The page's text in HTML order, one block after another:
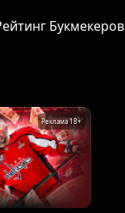
Букмекеров
Реклама 18+